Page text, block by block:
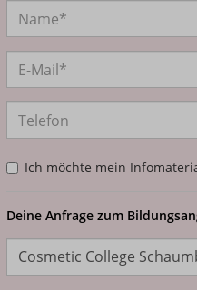
Ich möchte mein
Deine Anfrage zum
Standort